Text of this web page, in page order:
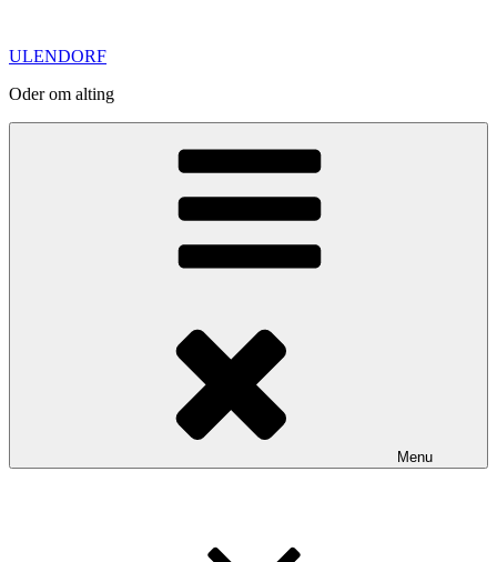
content
ULENDORF
Oder om alting
Menu